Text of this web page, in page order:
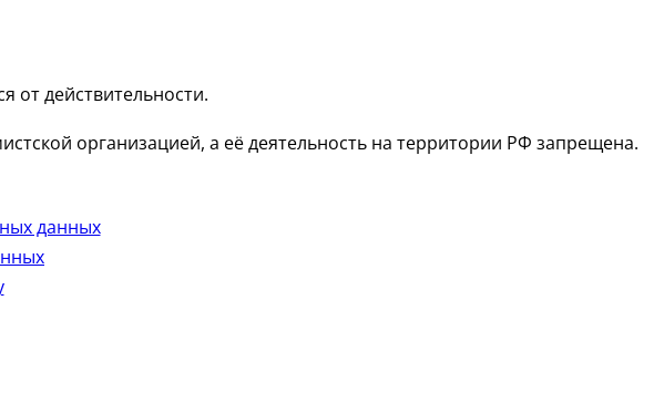
от действительности.
организацией, а её деятельность на территории РФ запрещена.
данных